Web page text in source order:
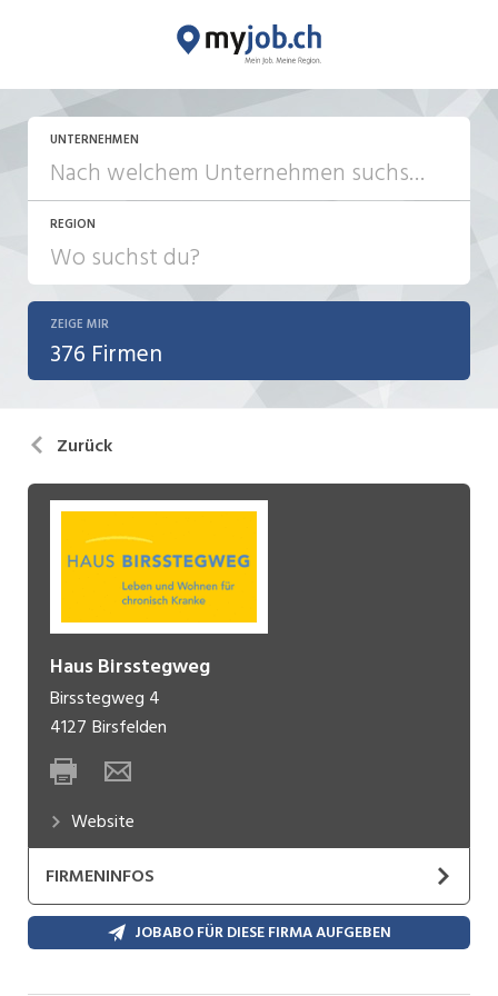
UNTERNEHMEN
REGION
ZEIGE MIR
376 Firmen
Zurück
Haus Birsstegweg
Birsstegweg 4
4127 Birsfelden
Website
FIRMENINFOS
Das Haus Birsstegweg ermöglicht chronisch
kranken und körperbehinderten Menschen
JOBABO FÜR DIESE FIRMA AUFGEBEN